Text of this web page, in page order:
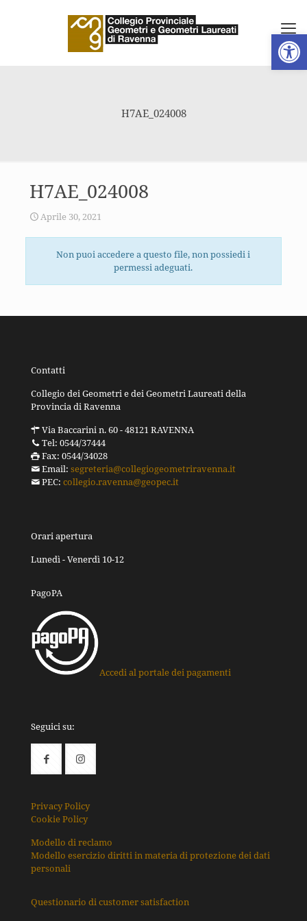
Apri
H7AE_024008
H7AE_024008
Aprile 30, 2021
Non puoi accedere a questo file, non possiedi i
permessi adeguati.
Contatti
Collegio dei Geometri e dei Geometri Laureati della
Provincia di Ravenna
Via Baccarini n. 60 - 48121 RAVENNA
Tel: 0544/37444
Fax: 0544/34028
Email: segreteria@collegiogeometriravenna.it
PEC: collegio.ravenna@geopec.it
Orari apertura
Lunedì - Venerdì 10-12
PagoPA
Accedi al portale dei pagamenti
Seguici su:
Privacy Policy
Cookie Policy
Modello di reclamo
Modello esercizio diritti in materia di protezione dei dati
personali
Questionario di customer satisfaction